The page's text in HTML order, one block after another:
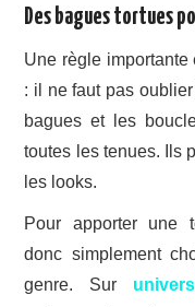
Des bagues tortues
Une règle
: il ne faut pas
bagues et les
toutes les tenues. Ils
les looks.
Pour apporter une
donc simplement
genre. Sur